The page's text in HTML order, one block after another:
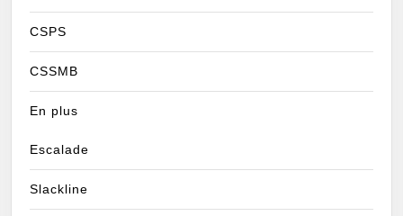
CSPS
CSSMB
En plus
Escalade
Slackline